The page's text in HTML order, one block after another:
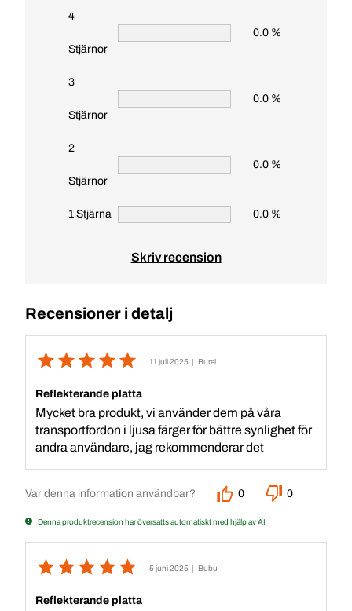
4
Stjärnor
0.0 %
3
Stjärnor
0.0 %
2
Stjärnor
0.0 %
1 Stjärna 0.0 %
Skriv recension
Recensioner i detalj
11 juli 2025 | Burel
Reflekterande platta
Mycket bra produkt, vi använder dem på våra
transportfordon i ljusa färger för bättre synlighet för
andra användare, jag rekommenderar det
Var denna information användbar? 0 0
Denna produktrecension har översatts automatiskt med hjälp av AI
5 juni 2025 | Bubu
Reflekterande platta